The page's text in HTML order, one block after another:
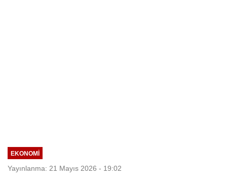
EKONOMI
Yayınlanma: 21 Mayıs 2026 - 19:02